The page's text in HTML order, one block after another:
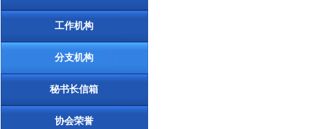
工作机构
分支机构
秘书长信箱
协会荣誉